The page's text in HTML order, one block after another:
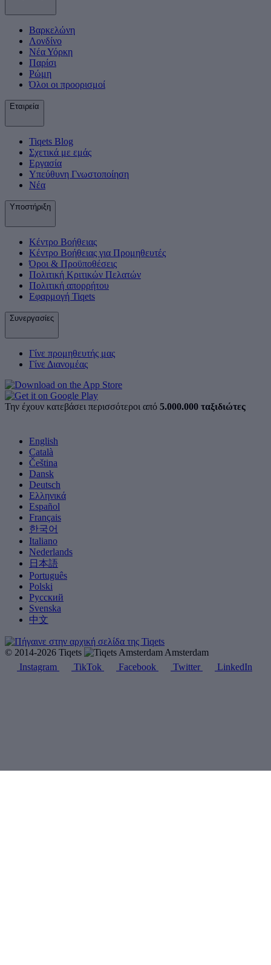
Βαρκελώνη
Λονδίνο
Νέα Υόρκη
Παρίσι
Ρώμη
Όλοι οι προορισμοί
Εταιρεία
Tiqets Βlog
Σχετικά με εμάς
Εργασία
Υπεύθυνη Γνωστοποίηση
Νέα
Υποστήριξη
Κέντρο Βοήθειας
Κέντρο Βοήθειας για Προμηθευτές
Όροι & Προϋποθέσεις
Πολιτική Κριτικών Πελατών
Πολιτική απορρήτου
Εφαρμογή Tiqets
Συνεργασίες
Γίνε προμηθευτής μας
Γίνε Διανομέας
Την έχουν κατεβάσει περισσότεροι από 5.000.000 ταξιδιώτες
English
Català
Čeština
Dansk
Deutsch
Ελληνικά
Español
Français
한국어
Italiano
Nederlands
日本語
Português
Polski
Русский
Svenska
中文
© 2014-2026 Tiqets
Amsterdam
Instagram
TikTok Facebook Twitter LinkedIn